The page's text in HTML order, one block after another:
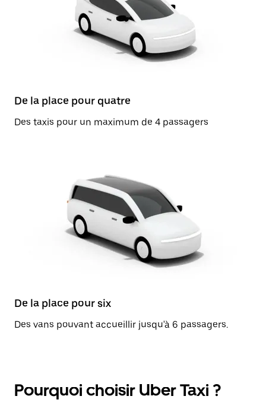
De la place pour quatre
Des taxis pour un maximum de 4 passagers
De la place pour six
Des vans pouvant accueillir jusqu'à 6 passagers.
Pourquoi choisir Uber Taxi ?